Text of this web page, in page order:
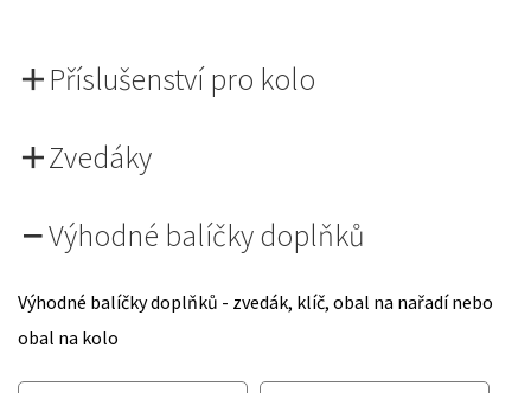
Příslušenství pro kolo
Zvedáky
Výhodné balíčky doplňků
Výhodné balíčky doplňků - zvedák, klíč, obal na nařadí nebo
obal na kolo